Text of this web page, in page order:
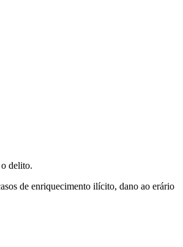
delito.
de enriquecimento ilícito, dano ao erário